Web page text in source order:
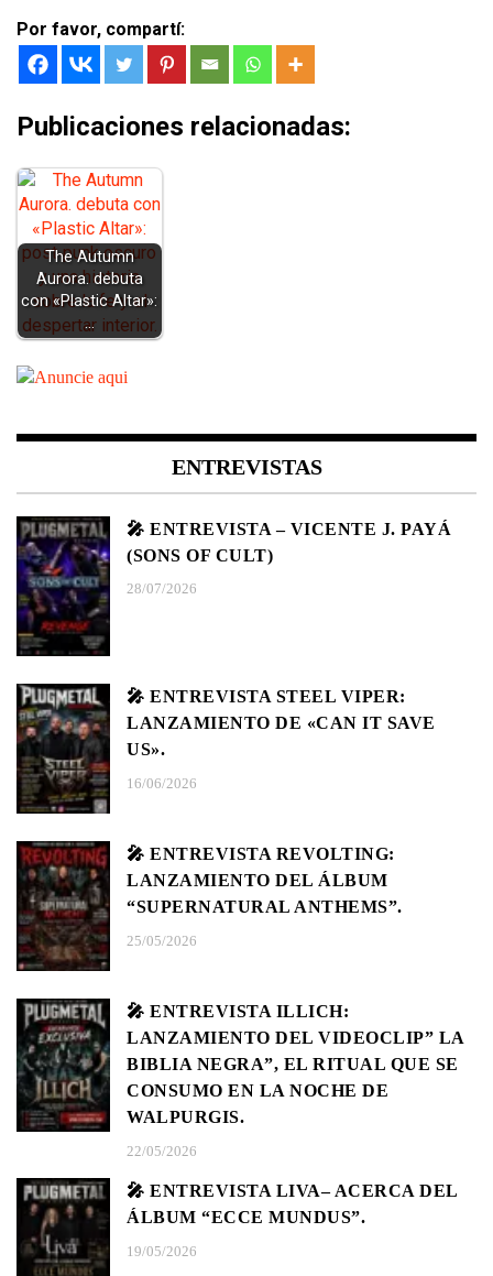
Por favor, compartí:
Publicaciones relacionadas:
The Autumn
Aurora. debuta
con «Plastic Altar»:
…
ENTREVISTAS
🎤 ENTREVISTA – VICENTE J. PAYÁ
(SONS OF CULT)
28/07/2026
🎤 ENTREVISTA STEEL VIPER:
LANZAMIENTO DE «CAN IT SAVE
US».
16/06/2026
🎤 ENTREVISTA REVOLTING:
LANZAMIENTO DEL ÁLBUM
“SUPERNATURAL ANTHEMS”.
25/05/2026
🎤 ENTREVISTA ILLICH:
LANZAMIENTO DEL VIDEOCLIP” LA
BIBLIA NEGRA”, EL RITUAL QUE SE
CONSUMO EN LA NOCHE DE
WALPURGIS.
22/05/2026
🎤 ENTREVISTA LIVA– ACERCA DEL
ÁLBUM “ECCE MUNDUS”.
19/05/2026